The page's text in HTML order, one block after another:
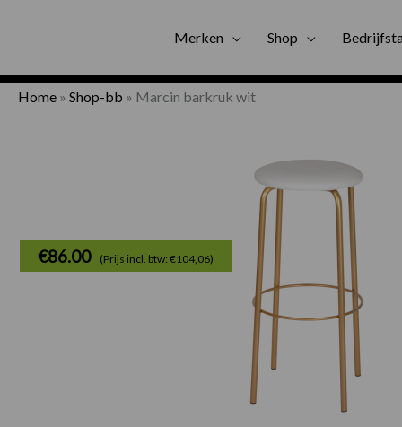
Merken Shop Gratis
Home » Shop-bb » Marcin barkruk wit
€86.00 (Prijs incl. btw: €104,06)